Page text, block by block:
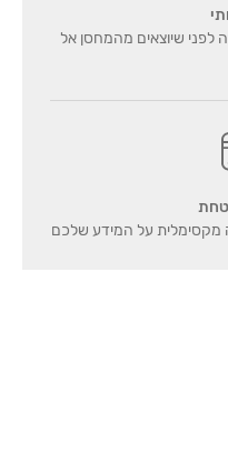
לפני שיוצאים מהמחסן אל